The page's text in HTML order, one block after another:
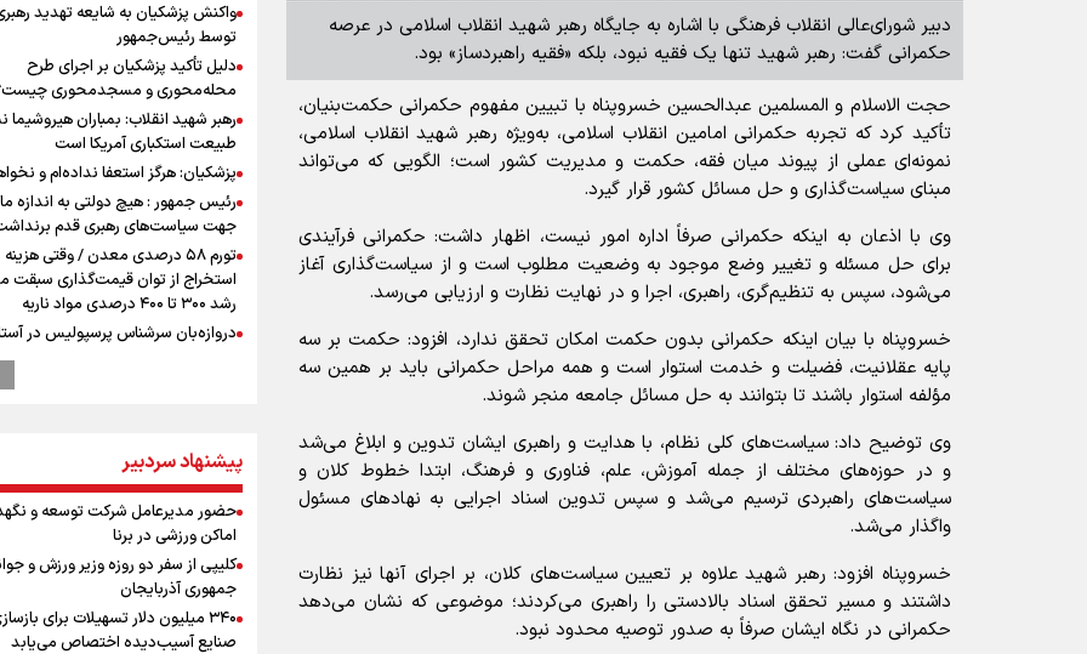
دبیر شورای‌عالی انقلاب فرهنگی با اشاره به جایگاه رهبر شهید انقلاب اسلامی در عرصه
حکمرانی گفت: رهبر شهید تنها یک فقیه نبود، بلکه «فقیه راهبردساز» بود.
حجت الاسلام و المسلمین عبدالحسین خسروپناه با تبیین مفهوم حکمرانی حکمت‌بنیان،
تأکید کرد که تجربه حکمرانی امامین انقلاب اسلامی، به‌ویژه رهبر شهید انقلاب اسلامی،
نمونه‌ای عملی از پیوند میان فقه، حکمت و مدیریت کشور است؛ الگویی که می‌تواند
مبنای سیاست‌گذاری و حل مسائل کشور قرار گیرد.
وی با اذعان به اینکه حکمرانی صرفاً اداره امور نیست، اظهار داشت: حکمرانی فرآیندی
برای حل مسئله و تغییر وضع موجود به وضعیت مطلوب است و از سیاست‌گذاری آغاز
می‌شود، سپس به تنظیم‌گری، راهبری، اجرا و در نهایت نظارت و ارزیابی می‌رسد.
خسروپناه با بیان اینکه حکمرانی بدون حکمت امکان تحقق ندارد، افزود: حکمت بر سه
پایه عقلانیت، فضیلت و خدمت استوار است و همه مراحل حکمرانی باید بر همین سه
مؤلفه استوار باشند تا بتوانند به حل مسائل جامعه منجر شوند.
وی توضیح داد: سیاست‌های کلی نظام، با هدایت و راهبری ایشان تدوین و ابلاغ می‌شد
و در حوزه‌های مختلف از جمله آموزش، علم، فناوری و فرهنگ، ابتدا خطوط کلان و
سیاست‌های راهبردی ترسیم می‌شد و سپس تدوین اسناد اجرایی به نهادهای مسئول
واگذار می‌شد.
خسروپناه افزود: رهبر شهید علاوه بر تعیین سیاست‌های کلان، بر اجرای آنها نیز نظارت
داشتند و مسیر تحقق اسناد بالادستی را راهبری می‌کردند؛ موضوعی که نشان می‌دهد
حکمرانی در نگاه ایشان صرفاً به صدور توصیه محدود نبود.
واکنش پزشکیان به شایعه تهدید
توسط رئیس‌جمهور
دلیل تأکید پزشکیان بر اجرای طرح
محله‌محوری و مسجدمحوری
رهبر شهید انقلاب: بمباران هیروشیما
طبیعت استکباری آمریکا است
پزشکیان: هرگز استعفا نداده‌ام و
رئیس جمهور : هیچ دولتی به اندازه
جهت سیاست‌های رهبری قدم
تورم ۵۸ درصدی معدن / وقتی هزینه
استخراج از توان قیمت‌گذاری سبقت
رشد ۳۰۰ تا ۴۰۰ درصدی مواد ناریه
دروازه‌بان سرشناس پرسپولیس در
پزشکیان: مذاکره به معنای تسلیم
وجود ندارد
طلا و دلار در آستانه یک تغییر مهم
همتی: اظهارات جدید آمریکا با ادعاهای
سازگار نیست
طلاق؛ زنگ خطری برای خانواده و سرمایه
اجتماعی
رونمایی از شماره پیراهن جدید بازیکنان
پیشنهاد سردبیر
حضور مدیرعامل شرکت توسعه و
اماکن ورزشی در برنا
کلیپی از سفر دو روزه وزیر ورزش و
جمهوری آذربایجان
۳۴۰ میلیون دلار تسهیلات برای
صنایع آسیب‌دیده اختصاص می‌یابد